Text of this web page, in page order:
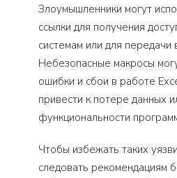
Злоумышленники могут
ссылки для получения
системам или для передачи
Небезопасные макросы
ошибки и сбои в работе
привести к потере данных
функциональности
Чтобы избежать таких
следовать рекомендациям